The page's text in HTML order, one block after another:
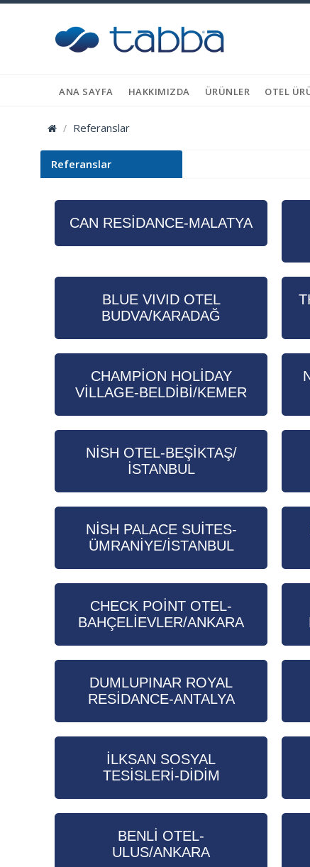
ANA SAYFA HAKKIMIZDA ÜRÜNLER OTEL
Referanslar
Referanslar
CAN RESİDANCE-MALATYA
BLUE VIVID OTEL
BUDVA/KARADAĞ
CHAMPİON HOLİDAY
VİLLAGE-BELDİBİ/KEMER
NİSH OTEL-BEŞİKTAŞ/
İSTANBUL
NİSH PALACE SUİTES-
ÜMRANİYE/İSTANBUL
CHECK POİNT OTEL-
BAHÇELİEVLER/ANKARA
DUMLUPINAR ROYAL
RESİDANCE-ANTALYA
İLKSAN SOSYAL
TESİSLERİ-DİDİM
BENLİ OTEL-
ULUS/ANKARA